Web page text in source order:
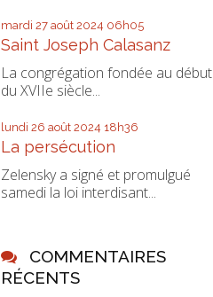
mardi 27 août 2024 06h05
Saint Joseph Calasanz
La congrégation fondée au début
du XVIIe siècle...
lundi 26 août 2024 18h36
La persécution
Zelensky a signé et promulgué
samedi la loi interdisant...
COMMENTAIRES
RÉCENTS